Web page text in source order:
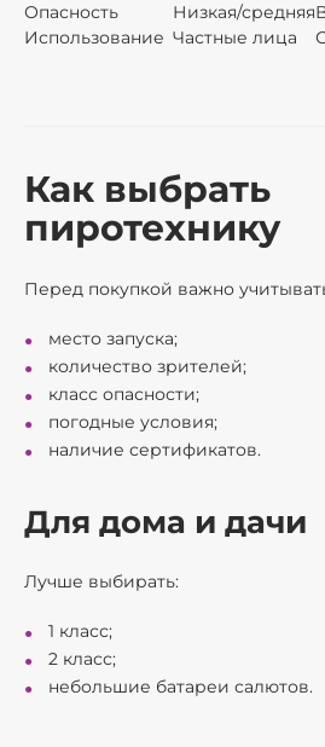
Опасность
Низкая/средняя
Использование Частные лица
Как выбрать
пиротехнику
Перед покупкой важно
место запуска;
количество зрителей;
класс опасности;
погодные условия;
наличие сертификатов.
Для дома и дачи
Лучше выбирать:
1 класс;
2 класс;
небольшие батареи салютов.